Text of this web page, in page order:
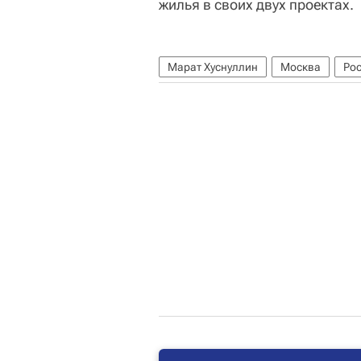
жилья в своих двух проектах.
Марат Хуснуллин Москва